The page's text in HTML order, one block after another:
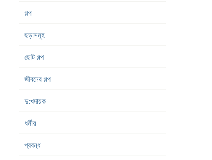
গল্প
ছড়াসমূহ
ছোট গল্প
জীবনের গল্প
দু:খদায়ক
ধর্মীয়
প্রবন্ধ